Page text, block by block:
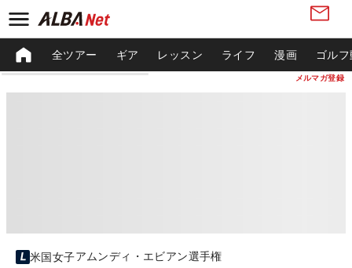
メルマガ登録
全ツアー ギア レッスン ライフ 漫画 ゴル
米国女子アムンディ・エビアン選手権